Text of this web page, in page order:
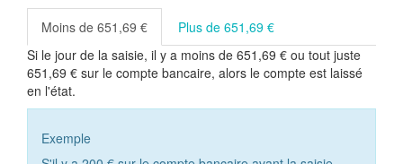
Moins de 651,69 €
Plus de 651,69 €
Si le jour de la saisie, il y a moins de 651,69 € ou tout juste
651,69 € sur le compte bancaire, alors le compte est laissé
en l'état.
Exemple